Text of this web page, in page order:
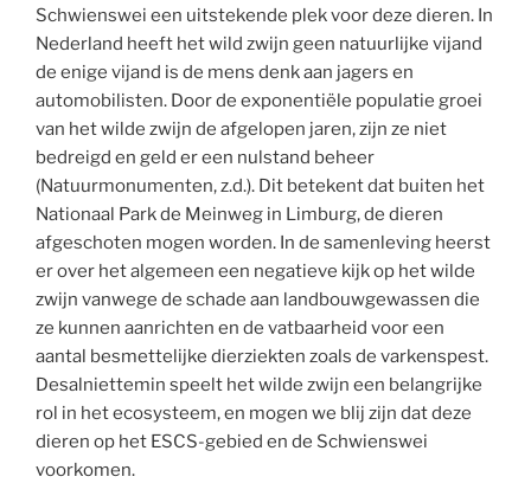
Schwienswei een uitstekende plek voor deze dieren. In
Nederland heeft het wild zwijn geen natuurlijke vijand
de enige vijand is de mens denk aan jagers en
automobilisten. Door de exponentiële populatie groei
van het wilde zwijn de afgelopen jaren, zijn ze niet
bedreigd en geld er een nulstand beheer
(Natuurmonumenten, z.d.). Dit betekent dat buiten het
Nationaal Park de Meinweg in Limburg, de dieren
afgeschoten mogen worden. In de samenleving heerst
er over het algemeen een negatieve kijk op het wilde
zwijn vanwege de schade aan landbouwgewassen die
ze kunnen aanrichten en de vatbaarheid voor een
aantal besmettelijke dierziekten zoals de varkenspest.
Desalniettemin speelt het wilde zwijn een belangrijke
rol in het ecosysteem, en mogen we blij zijn dat deze
dieren op het ESCS-gebied en de Schwienswei
voorkomen.